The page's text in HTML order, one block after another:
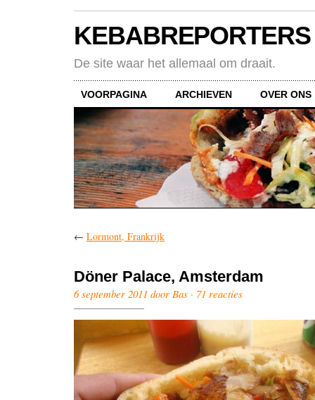
KEBABREPORTERS
De site waar het allemaal om draait.
VOORPAGINA ARCHIEVEN OVER ONS
← Lormont, Frankrijk
Döner Palace, Amsterdam
6 september 2011 door Bas · 71 reacties